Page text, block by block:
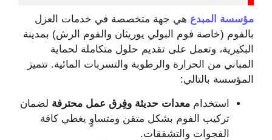
مؤسسة المبدع هي جهة متخصصة في خدمات العزل
بالفوم (خاصة فوم البولي يوريثان والفوم الرش) بمدينة
البكيرية، وتعمل على تقديم حلول متكاملة لحماية
المباني من الحرارة والرطوبة والتسربات المائية. تتميز
المؤسسة بالتالي:
استخدام معدات حديثة وفِرق عمل محترفة لضمان
تركيب الفوم بشكل متقن ومتساوٍ يغطي كافة
الفجوات والتشققات.